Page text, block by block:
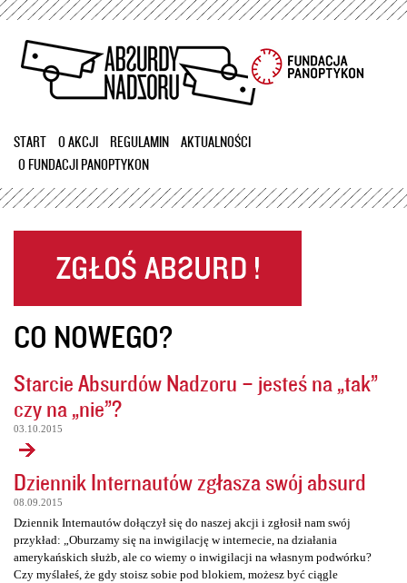
Przejdź
treści
START O AKCJI REGULAMIN
AKTUALNOŚCI
O FUNDACJI PANOPTYKON
CO NOWEGO?
Starcie Absurdów Nadzoru – jesteś na „tak”
czy na „nie”?
03.10.2015
Dziennik Internautów zgłasza swój absurd
08.09.2015
Dziennik Internautów dołączył się do naszej akcji i zgłosił nam swój
przykład: „Oburzamy się na inwigilację w internecie, na działania
amerykańskich służb, ale co wiemy o inwigilacji na własnym podwórku?
Czy myślałeś, że gdy stoisz sobie pod blokiem, możesz być ciągle